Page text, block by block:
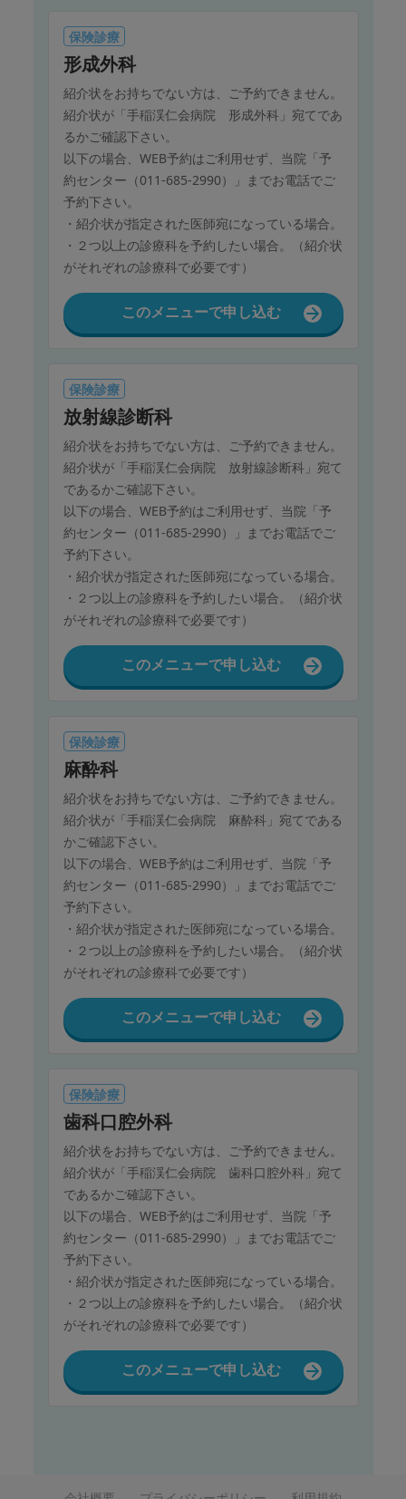
保険診療
形成外科
紹介状をお持ちでない方は、ご予約できません。
紹介状が「手稲渓仁会病院 形成外科」宛てであ
るかご確認下さい。
以下の場合、WEB予約はご利用せず、当院「予
約センター（011-685-2990）」までお電話でご
予約下さい。
・紹介状が指定された医師宛になっている場合。
・２つ以上の診療科を予約したい場合。（紹介状
がそれぞれの診療科で必要です）
このメニューで申し込む
保険診療
放射線診断科
紹介状をお持ちでない方は、ご予約できません。
紹介状が「手稲渓仁会病院 放射線診断科」宛て
であるかご確認下さい。
以下の場合、WEB予約はご利用せず、当院「予
約センター（011-685-2990）」までお電話でご
予約下さい。
・紹介状が指定された医師宛になっている場合。
・２つ以上の診療科を予約したい場合。（紹介状
がそれぞれの診療科で必要です）
このメニューで申し込む
保険診療
麻酔科
紹介状をお持ちでない方は、ご予約できません。
紹介状が「手稲渓仁会病院 麻酔科」宛てである
かご確認下さい。
以下の場合、WEB予約はご利用せず、当院「予
約センター（011-685-2990）」までお電話でご
予約下さい。
・紹介状が指定された医師宛になっている場合。
・２つ以上の診療科を予約したい場合。（紹介状
がそれぞれの診療科で必要です）
このメニューで申し込む
保険診療
歯科口腔外科
紹介状をお持ちでない方は、ご予約できません。
紹介状が「手稲渓仁会病院 歯科口腔外科」宛て
であるかご確認下さい。
以下の場合、WEB予約はご利用せず、当院「予
約センター（011-685-2990）」までお電話でご
予約下さい。
・紹介状が指定された医師宛になっている場合。
・２つ以上の診療科を予約したい場合。（紹介状
がそれぞれの診療科で必要です）
このメニューで申し込む